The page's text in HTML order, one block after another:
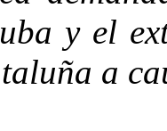
y el
a